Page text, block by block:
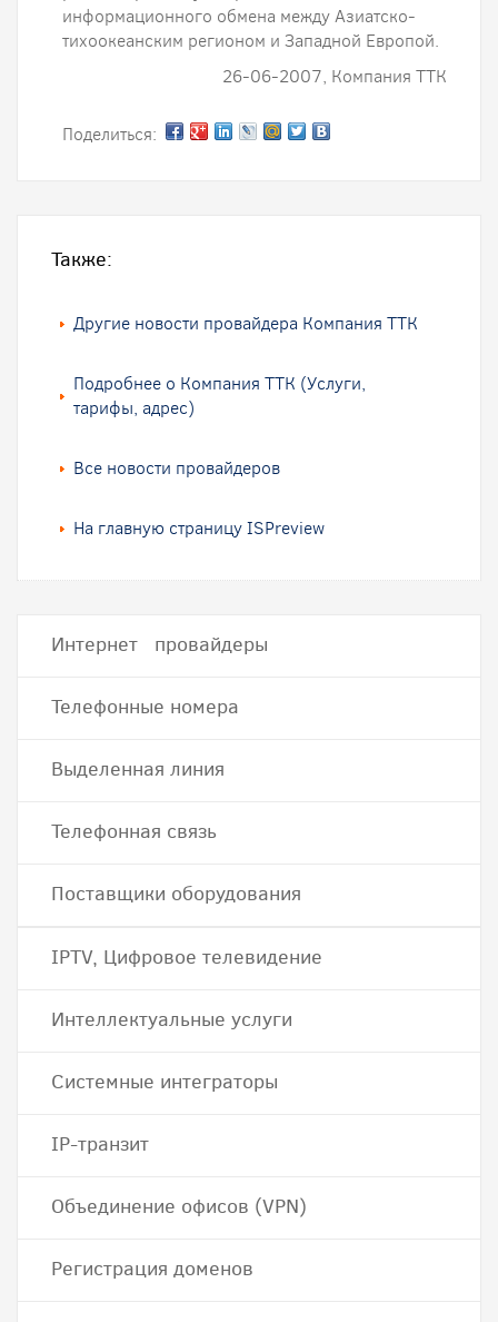
информационного обмена между Азиатско-
тихоокеанским регионом и Западной Европой.
26-06-2007, Компания ТТК
Поделиться:
Также:
Другие новости провайдера Компания ТТК
Подробнее о Компания ТТК (Услуги,
тарифы, адрес)
Все новости провайдеров
На главную страницу ISPreview
Интернет провайдеры
Телефонные номера
Выделенная линия
Телефонная связь
Поставщики оборудования
IPTV, Цифровое телевидение
Интеллектуальные услуги
Системные интеграторы
IP-транзит
Объединение офисов (VPN)
Регистрация доменов